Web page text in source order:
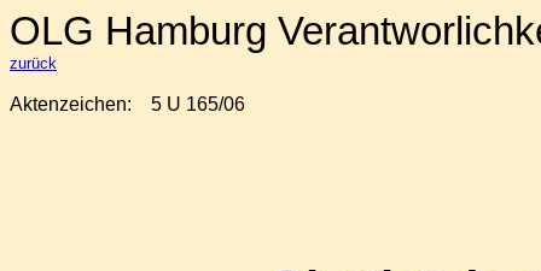
OLG Hamburg
zurück
Aktenzeichen: 5 U 165/06